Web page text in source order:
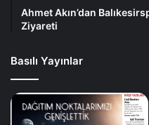
Ahmet Akın’dan
Ziyareti
Basılı Yayınlar